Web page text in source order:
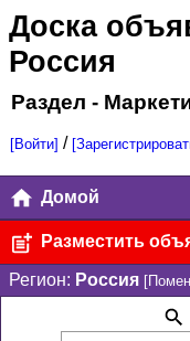
Доска
Россия
Раздел -
[Войти] /
Домой
Разместить
Регион: Россия